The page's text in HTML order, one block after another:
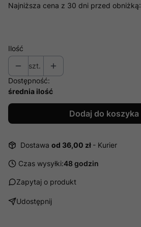
Najniższa cena z 30 dni przed obniżką:
Ilość
szt.
Dostępność:
średnia ilość
Dodaj do koszyka
Dostawa od 36,00 zł - Kurier
Czas wysyłki:48 godzin
Zapytaj o produkt
Udostępnij